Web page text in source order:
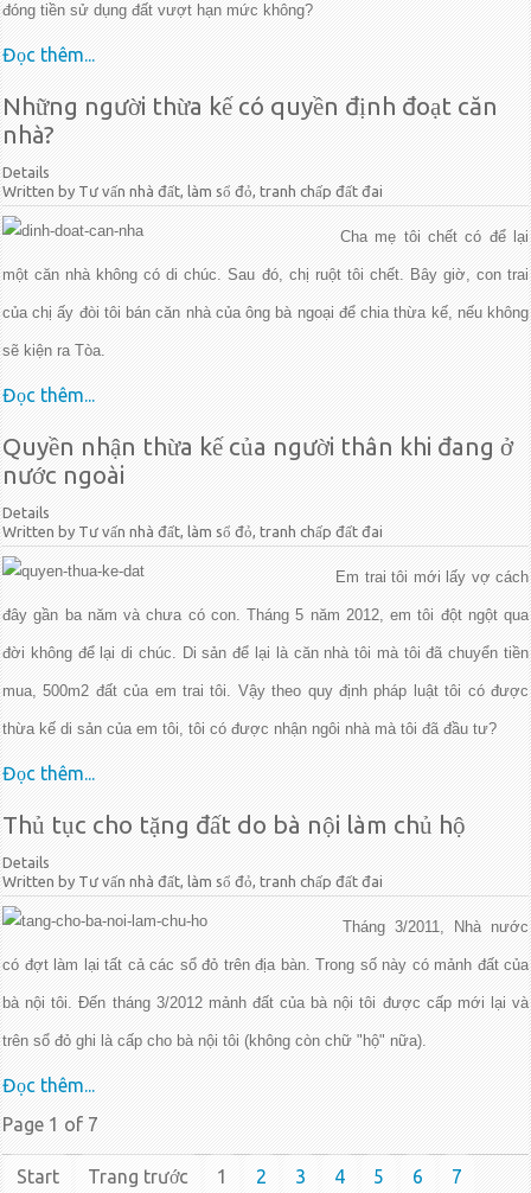
đóng tiền sử dụng đất vượt hạn mức không?
Đọc thêm...
Những người thừa kế có quyền định đoạt căn
nhà?
Details
Written by Tư vấn nhà đất, làm sổ đỏ, tranh chấp đất đai
Cha mẹ tôi chết có để lại
một căn nhà không có di chúc. Sau đó, chị ruột tôi chết. Bây giờ, con trai
của chị ấy đòi tôi bán căn nhà của ông bà ngoại để chia thừa kế, nếu không
sẽ kiện ra Tòa.
Đọc thêm...
Quyền nhận thừa kế của người thân khi đang ở
nước ngoài
Details
Written by Tư vấn nhà đất, làm sổ đỏ, tranh chấp đất đai
Em trai tôi mới lấy vợ cách
đây gần ba năm và chưa có con. Tháng 5 năm 2012, em tôi đột ngột qua
đời không để lại di chúc. Di sản để lại là căn nhà tôi mà tôi đã chuyển tiền
mua, 500m2 đất của em trai tôi. Vậy theo quy định pháp luật tôi có được
thừa kế di sản của em tôi, tôi có được nhận ngôi nhà mà tôi đã đầu tư?
Đọc thêm...
Thủ tục cho tặng đất do bà nội làm chủ hộ
Details
Written by Tư vấn nhà đất, làm sổ đỏ, tranh chấp đất đai
Tháng 3/2011, Nhà nước
có đợt làm lại tất cả các sổ đỏ trên địa bàn. Trong số này có mảnh đất của
bà nội tôi. Đến tháng 3/2012 mảnh đất của bà nội tôi được cấp mới lại và
trên sổ đỏ ghi là cấp cho bà nội tôi (không còn chữ "hộ" nữa).
Đọc thêm...
Page 1 of 7
Start Trang trước 1 2 3 4 5 6 7